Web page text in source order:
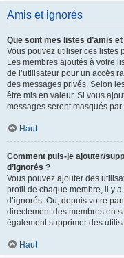
Amis et ignorés
Que sont mes listes d’amis et
Vous pouvez utiliser ces listes
Les membres ajoutés à votre
de l’utilisateur pour un accès
des messages privés. Selon
être mis en valeur. Si vous
messages seront masqués par
Haut
Comment puis-je ajouter/
d’ignorés ?
Vous pouvez ajouter des
profil de chaque membre, il y a
d’ignorés. Ou, depuis votre
directement des membres en
également supprimer des
Haut